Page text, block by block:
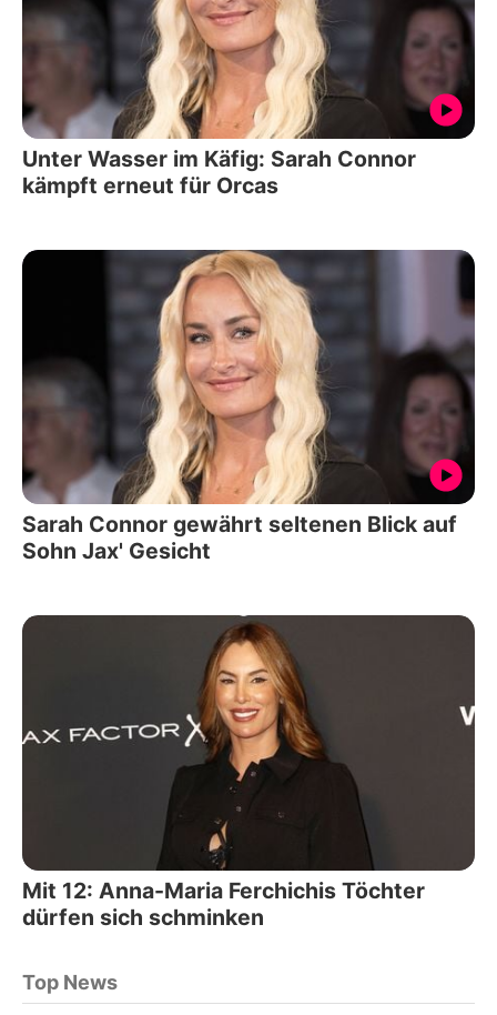
Unter Wasser im Käfig: Sarah Connor
kämpft erneut für Orcas
Sarah Connor gewährt seltenen Blick auf
Sohn Jax' Gesicht
Mit 12: Anna-Maria Ferchichis Töchter
dürfen sich schminken
Top News